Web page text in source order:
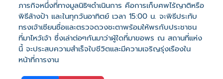
ภารกิจหนึ่งที่ทางมูลนิธิฯดำเนินการ คือการเก็บศพไร้ญาติหรือ
พิธีล้างป้า และในทุกวันอาทิตย์ เวลา 15:00 น. จะพิธีประทับ
ทรงเจ้าเซียนชื่อและตรวจดวงชะตาพร้อมให้พรกับประชาชน
ที่มาไหว้เจ้า ซึ่งเล่าต่อๆกันมาว่าผู้ใดที่มาขอพร ณ สถานที่แห่ง
นี้ จะประสบความสำเร็จใบชีวิตและมีความเจริญรุ่งเรืองใน
หน้าที่การงาน